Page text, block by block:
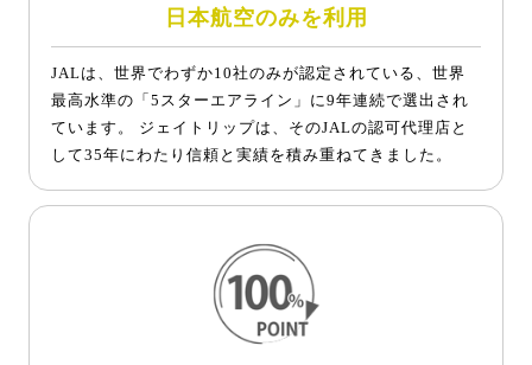
日本航空のみを利用
JALは、世界でわずか10社のみが認定されている、世界
最高水準の「5スターエアライン」に9年連続で選出され
ています。 ジェイトリップは、そのJALの認可代理店と
して35年にわたり信頼と実績を積み重ねてきました。